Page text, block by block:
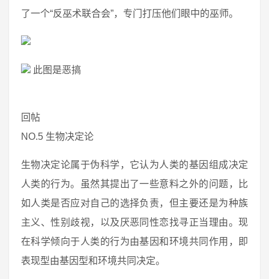
了一个“反巫术联合会”，专门打压他们眼中的巫师。
此图是恶搞
回帖
NO.5 生物决定论
生物决定论属于伪科学，它认为人类的基因组成决定
人类的行为。虽然其提出了一些意料之外的问题，比
如人类是否应对自己的选择负责，但主要还是为种族
主义、性别歧视，以及厌恶同性恋找寻正当理由。现
在科学倾向于人类的行为由基因和环境共同作用，即
表现型由基因型和环境共同决定。